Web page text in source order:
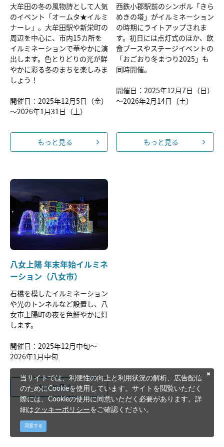
大牟田の冬の風物詩として人気
のイベント「オームタ★イルミ
ナーレ」。大牟田駅や新栄町の
周辺を中心に、市内15カ所を
イルミネーションで華やかに演
出します。色とりどりの光が鮮
やかに彩る冬のまちを楽しみま
しょう！
開催日：2025年12月5日（金）
～2026年1月31日（土）
もっと見る
西鉄小郡駅前のシンボル「きら
めきの塔」がイルミネーション
の時期にライトアップされま
す。初日には点灯式のほか、飲
食ブースやステージイベントの
「おごおり冬まつり2025」も
同時開催。
開催日：2025年12月7日（日）
～2026年2月14日（土）
もっと見る
八女上陽 年末年始イルミネ
ーション（八女市）
石橋を模したイルミネーション
や光のトンネルなど設置し、八
女市上陽町の夜を色鮮やかに灯
します。
開催日：2025年12月中旬～
2026年1月中旬
もっと見る
当サイトでは、利便性の向上と利用状況の解析、広告配信
のためにCookieを使用しています。サイトを閲覧いただく
際には、Cookieの使用に同意いただく必要があります。詳
細はクッキーポリシーをご確認ください。
同意する